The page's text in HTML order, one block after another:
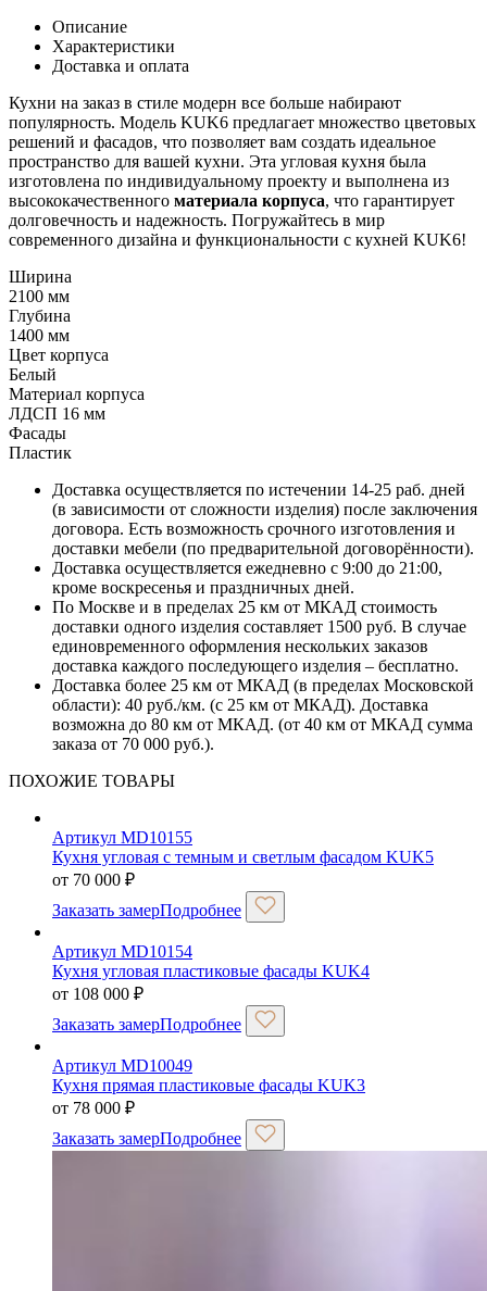
Описание
Характеристики
Доставка и оплата
Кухни на заказ в стиле модерн все больше набирают
популярность. Модель KUK6 предлагает множество цветовых
решений и фасадов, что позволяет вам создать идеальное
пространство для вашей кухни. Эта угловая кухня была
изготовлена по индивидуальному проекту и выполнена из
высококачественного материала корпуса, что гарантирует
долговечность и надежность. Погружайтесь в мир
современного дизайна и функциональности с кухней KUK6!
Ширина
2100 мм
Глубина
1400 мм
Цвет корпуса
Белый
Материал корпуса
ЛДСП 16 мм
Фасады
Пластик
Доставка осуществляется по истечении 14-25 раб. дней
(в зависимости от сложности изделия) после заключения
договора. Есть возможность срочного изготовления и
доставки мебели (по предварительной договорённости).
Доставка осуществляется ежедневно с 9:00 до 21:00,
кроме воскресенья и праздничных дней.
По Москве и в пределах 25 км от МКАД стоимость
доставки одного изделия составляет 1500 руб. В случае
единовременного оформления нескольких заказов
доставка каждого последующего изделия – бесплатно.
Доставка более 25 км от МКАД (в пределах Московской
области): 40 руб./км. (с 25 км от МКАД). Доставка
возможна до 80 км от МКАД. (от 40 км от МКАД сумма
заказа от 70 000 руб.).
ПОХОЖИЕ ТОВАРЫ
Артикул MD10155
Кухня угловая с темным и светлым фасадом KUK5
от 70 000 ₽
Заказать замерПодробнее
Артикул MD10154
Кухня угловая пластиковые фасады KUK4
от 108 000 ₽
Заказать замерПодробнее
Артикул MD10049
Кухня прямая пластиковые фасады KUK3
от 78 000 ₽
Заказать замерПодробнее